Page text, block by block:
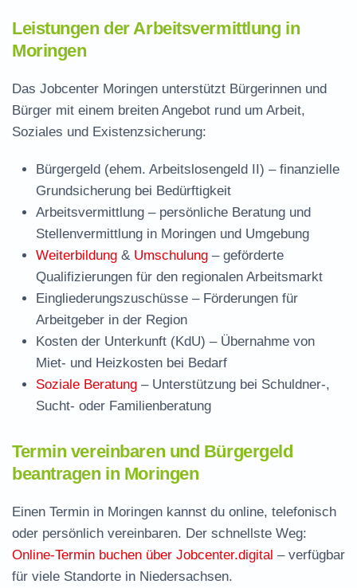
Leistungen der Arbeitsvermittlung in
Moringen
Das Jobcenter Moringen unterstützt Bürgerinnen und
Bürger mit einem breiten Angebot rund um Arbeit,
Soziales und Existenzsicherung:
Bürgergeld (ehem. Arbeitslosengeld II) – finanzielle
Grundsicherung bei Bedürftigkeit
Arbeitsvermittlung – persönliche Beratung und
Stellenvermittlung in Moringen und Umgebung
Weiterbildung & Umschulung – geförderte
Qualifizierungen für den regionalen Arbeitsmarkt
Eingliederungszuschüsse – Förderungen für
Arbeitgeber in der Region
Kosten der Unterkunft (KdU) – Übernahme von
Miet- und Heizkosten bei Bedarf
Soziale Beratung – Unterstützung bei Schuldner-,
Sucht- oder Familienberatung
Termin vereinbaren und Bürgergeld
beantragen in Moringen
Einen Termin in Moringen kannst du online, telefonisch
oder persönlich vereinbaren. Der schnellste Weg:
Online-Termin buchen über Jobcenter.digital – verfügbar
für viele Standorte in Niedersachsen.